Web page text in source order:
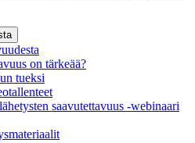
on tärkeää?
tueksi
saavutettavuus -webinaari